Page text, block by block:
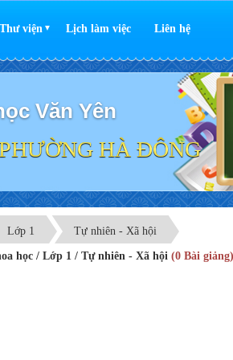
Thư viện ▼ Lịch làm việc Liên hệ
Văn Yên
HÀ ĐÔNG
Lớp 1 Tự nhiên - Xã hội
học / Lớp 1 / Tự nhiên - Xã hội (0 Bài giảng)